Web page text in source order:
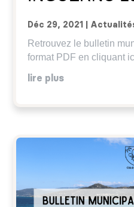
Déc 29, 2021
Retrouvez le bulletin
format PDF en cliquant
lire plus